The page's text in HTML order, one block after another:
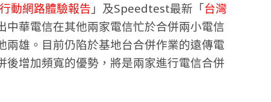
動網路體驗報告 」及Speedtest最新「台灣
中華電信在其他兩家電信忙於合併兩小電信
雄。目前仍陷於基地台合併作業的遠傳電
增加頻寬的優勢，將是兩家進行電信合併